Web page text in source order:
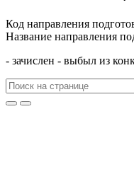
Код направления
Название направления
- зачислен - выбыл из